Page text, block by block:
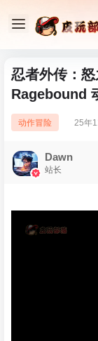
忍者外传：
Ragebound
动作冒险 25年
Dawn
站长